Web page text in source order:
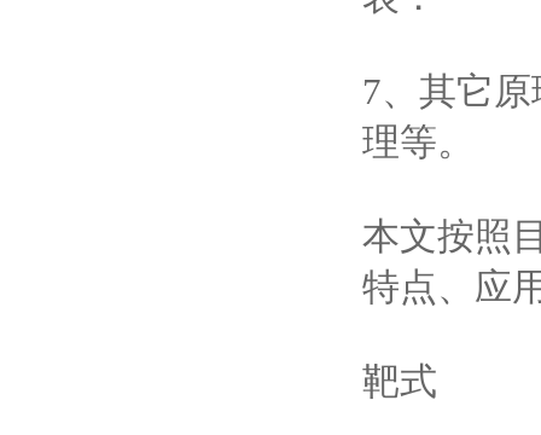
7、其它
理等。
本文按照
特点、应
靶式